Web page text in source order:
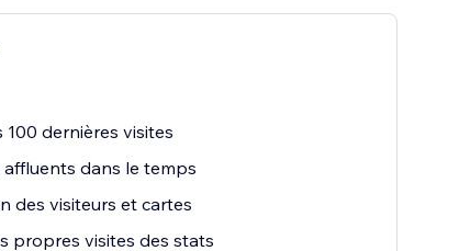
100 dernières visites
affluents dans le temps
des visiteurs et cartes
propres visites des stats